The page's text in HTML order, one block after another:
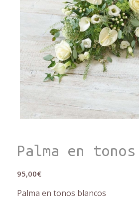
Palma en
95,00€
Palma en tonos blancos